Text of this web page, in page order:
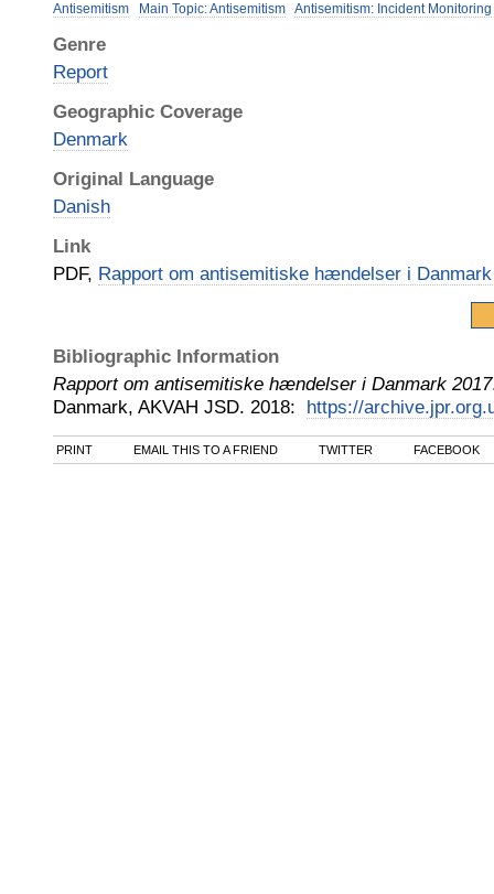
Antisemitism Main Topic: Antisemitism Antisemitism: Incident Monitoring
Genre
Report
Geographic Coverage
Denmark
Original Language
Danish
Link
PDF, Rapport om antisemitiske hændelser i
Bibliographic Information
Rapport om antisemitiske hændelser i Danmark 2017
Danmark, AKVAH JSD. 2018: https://
PRINT EMAIL THIS TO A FRIEND TWITTER FACEBOOK